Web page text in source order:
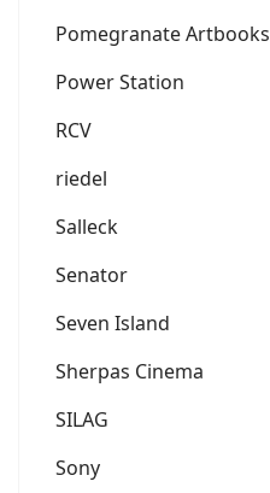
Pomegranate Artbooks
Power Station
RCV
riedel
Salleck
Senator
Seven Island
Sherpas Cinema
SILAG
Sony